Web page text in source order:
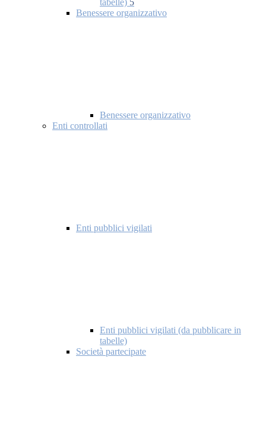
tabelle) 5
Benessere organizzativo
Benessere organizzativo
Enti controllati
Enti pubblici vigilati
Enti pubblici vigilati (da pubblicare in
tabelle)
Società partecipate